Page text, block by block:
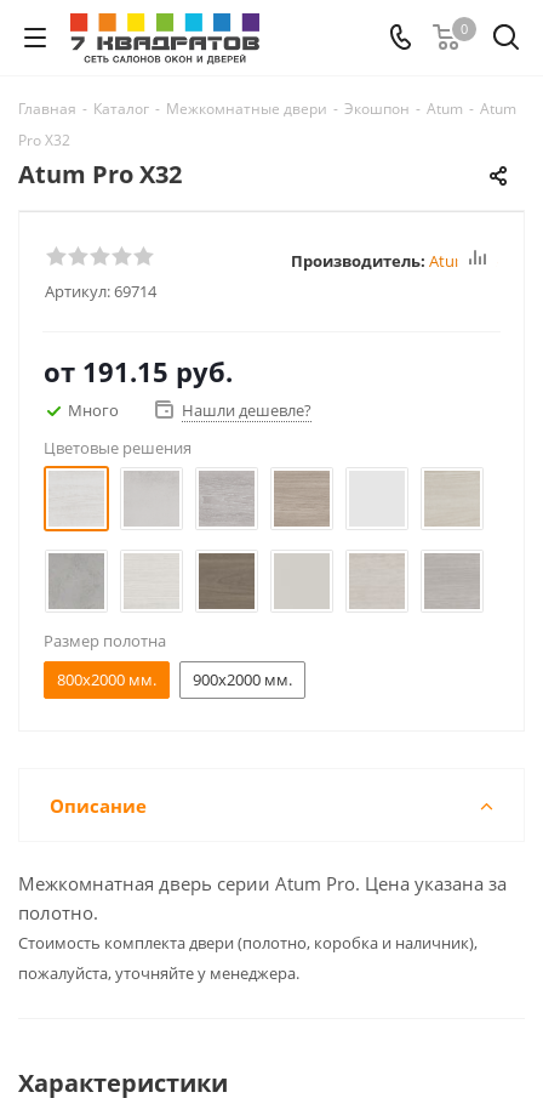
0
Главная - Каталог - Межкомнатные двери - Экошпон - Atum - Atum
Pro Х32
Atum Pro Х32
Артикул:69714
Производитель: Atum Pro
от 191.15 руб.
Много
Нашли дешевле?
Цветовые решения
Размер полотна
800x2000 мм.
900x2000 мм.
Описание
Межкомнатная дверь серии Atum Pro. Цена указана за
полотно.
Cтоимость комплекта двери (полотно, коробка и наличник),
пожалуйста, уточняйте у менеджера.
Характеристики